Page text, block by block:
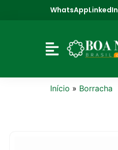
WhatsAppLinkedIn
Início » Borracha